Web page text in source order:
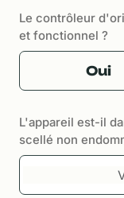
Le contrôleur
et fonctionnel ?
Oui
L'appareil est-il
scellé non